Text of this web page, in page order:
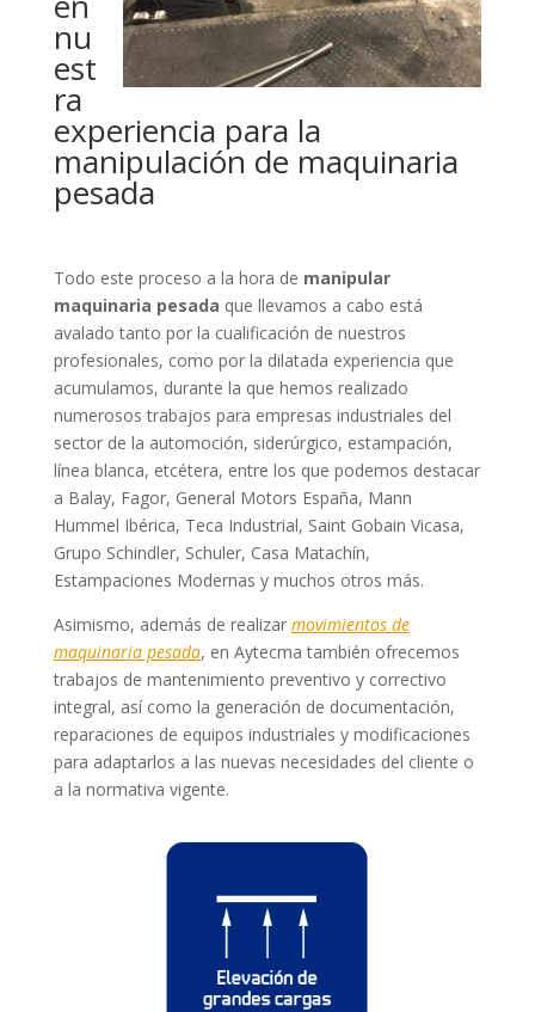
nu
est
ra
experiencia para la
manipulación de maquinaria
pesada
Todo este proceso a la hora de manipular
maquinaria pesada que llevamos a cabo está
avalado tanto por la cualificación de nuestros
profesionales, como por la dilatada experiencia que
acumulamos, durante la que hemos realizado
numerosos trabajos para empresas industriales del
sector de la automoción, siderúrgico, estampación,
línea blanca, etcétera, entre los que podemos destacar
a Balay, Fagor, General Motors España, Mann
Hummel Ibérica, Teca Industrial, Saint Gobain Vicasa,
Grupo Schindler, Schuler, Casa Matachín,
Estampaciones Modernas y muchos otros más.
Asimismo, además de realizar movimientos de
maquinaria pesada, en Aytecma también ofrecemos
trabajos de mantenimiento preventivo y correctivo
integral, así como la generación de documentación,
reparaciones de equipos industriales y modificaciones
para adaptarlos a las nuevas necesidades del cliente o
a la normativa vigente.